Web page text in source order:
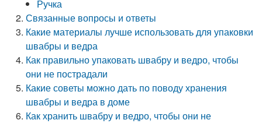
Ручка
Связанные вопросы и ответы
Какие материалы лучше использовать для упаковки
швабры и ведра
Как правильно упаковать швабру и ведро, чтобы
они не пострадали
Какие советы можно дать по поводу хранения
швабры и ведра в доме
Как хранить швабру и ведро, чтобы они не